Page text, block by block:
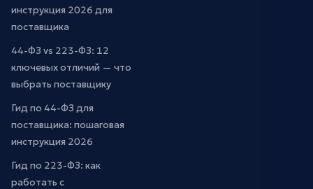
инструкция 2026 для
поставщика
44-ФЗ vs 223-ФЗ: 12
ключевых отличий — что
выбрать поставщику
Гид по 44-ФЗ для
поставщика: пошаговая
инструкция 2026
Гид по 223-ФЗ: как
работать с